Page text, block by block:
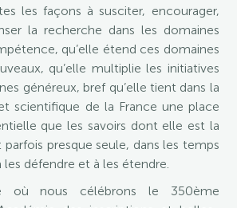
les façons à susciter, encourager,
la recherche dans les domaines
qu’elle étend ces domaines
qu’elle multiplie les initiatives
généreux, bref qu’elle tient dans la
scientifique de la France une place
que les savoirs dont elle est la
parfois presque seule, dans les temps
les défendre et à les étendre.
où nous célébrons le 350ème